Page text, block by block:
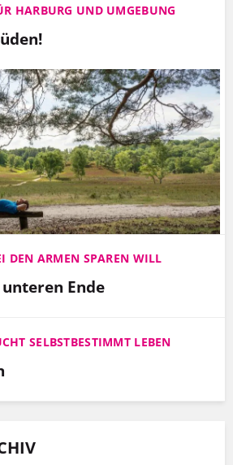
HARBURG UND UMGEBUNG
DEN ARMEN SPAREN WILL
Ende
SELBSTBESTIMMT LEBEN